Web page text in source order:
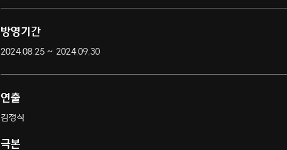
방영기간
2024.08.25 ~ 2024.09.30
연출
김정식
극본